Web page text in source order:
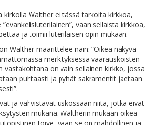
kirkolla Walther ei tässä tarkoita kirkkoa,
vaan sellaista kirkkoa,
ja toimii luterilaisen opin mukaan.
Walther määrittelee näin: ”Oikea näkyvä
merkityksessä vääräuskoisten
vastakohtana on vain sellainen kirkko, jossa
puhtaasti ja pyhät sakramentit jaetaan
ja vahvistavat uskossaan niitä, jotka eivät
mukana. Waltherin mukaan oikea
toive, vaan se on mahdollinen ja